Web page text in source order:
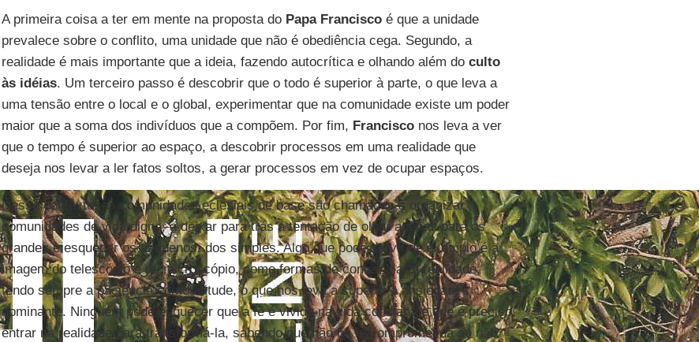
A primeira coisa a ter em mente na proposta do Papa Franciscoé que a unidade
prevalece sobre o conflito, uma unidade que não é obediência cega. Segundo, a
realidade é mais importante que a ideia, fazendo autocrítica e olhando além do culto
às idéias. Um terceiro passo é descobrir que o todo é superior à parte, o que leva a
uma tensão entre o local e o global, experimentar que na comunidade existe um poder
maior que a soma dos indivíduos que a compõem. Por fim, Francisconos leva a ver
que o tempo é superior ao espaço, a descobrir processos em uma realidade que
deseja nos levar a ler fatos soltos, a gerar processos em vez de ocupar espaços.
Nesse contexto, as comunidades eclesiais de base são chamadas a organizar
comunidades de vida digna, a deixar para trás a tentação de olhar apenas para os
grandes e esquecer os pequenos, dos simples. Algo que pode servir de exemplo é a
imagem do telescópio e do microscópio, como formas de contemplar a realidade,
tendo sempre a paciência como atitude, o que nos leva a superar a ansiedade
dominante. Ninguém pode esquecer que a fé é vivida na vida cotidiana e que é preciso
entrar na realidade para transformá-la, sabendo que não há fé comprometida se não